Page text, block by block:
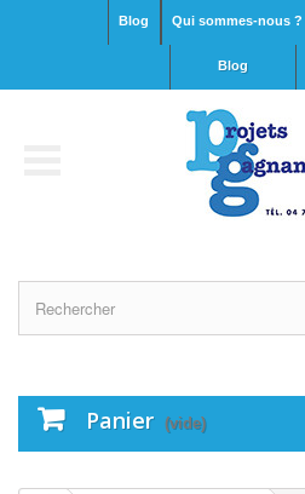
Qui sommes-nous ?
Blog
blog
Panier (vide)